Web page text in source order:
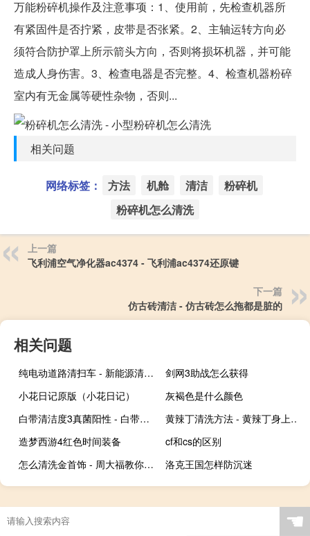
万能粉碎机操作及注意事项：1、使用前，先检查机器所
有紧固件是否拧紧，皮带是否张紧。2、主轴运转方向必
须符合防护罩上所示箭头方向，否则将损坏机器，并可能
造成人身伤害。3、检查电器是否完整。4、检查机器粉碎
室内有无金属等硬性杂物，否则...
相关问题
网络标签： 方法 机舱 清洁
粉碎机
粉碎机怎么清洗
上一篇
飞利浦空气净化器ac4374 - 飞利浦ac4374还原键
下一篇
仿古砖清洁 - 仿古砖怎么拖都是脏的
相关问题
纯电动道路清扫车 - 新能源清扫车
剑网3助战怎么获得
小花日记原版（小花日记）
灰褐色是什么颜色
白带清洁度3真菌阳性 - 白带清洁度3和男人有关系吗
黄辣丁清洗方法 - 黄辣丁身上的粘液要洗掉吗
造梦西游4红色时间装备
cf和cs的区别
怎么清洗金首饰 - 周大福教你清洗黄金
洛克王国怎样防沉迷
☚